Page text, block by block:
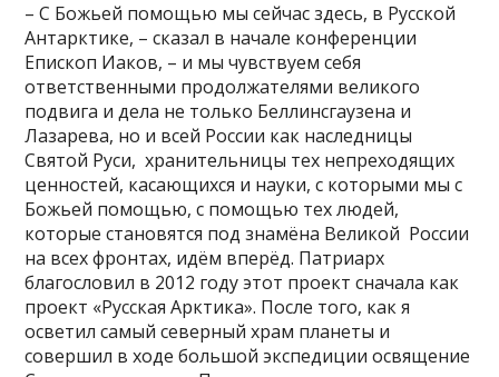
– С Божьей помощью мы сейчас здесь, в Русской
Антарктике, – сказал в начале конференции
Епископ Иаков, – и мы чувствуем себя
ответственными продолжателями великого
подвига и дела не только Беллинсгаузена и
Лазарева, но и всей России как наследницы
Святой Руси, хранительницы тех непреходящих
ценностей, касающихся и науки, с которыми мы с
Божьей помощью, с помощью тех людей,
которые становятся под знамёна Великой России
на всех фронтах, идём вперёд. Патриарх
благословил в 2012 году этот проект сначала как
проект «Русская Арктика». После того, как я
осветил самый северный храм планеты и
совершил в ходе большой экспедиции освящение